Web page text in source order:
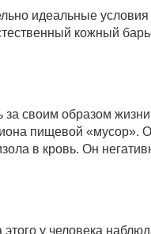
идеальные
кожный
своим образом
пищевой «мусор».
в кровь. Он
у человека